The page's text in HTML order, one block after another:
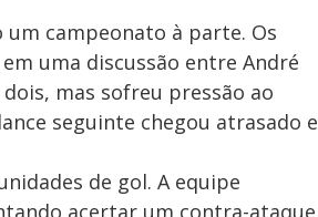
um campeonato à parte. Os
uma discussão entre André
mas sofreu pressão ao
seguinte chegou atrasado e
de gol. A equipe
acertar um contra-ataque